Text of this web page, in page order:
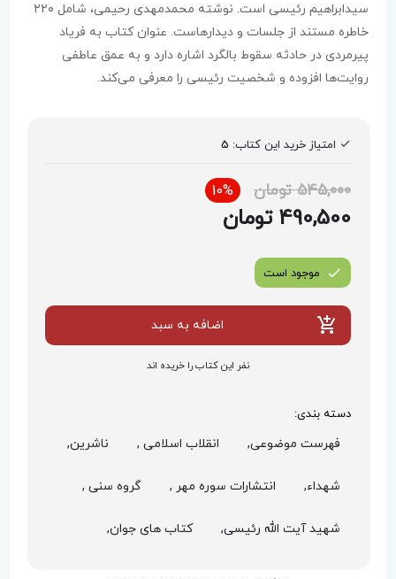
سیدابراهیم رئیسی است. نوشته محمدمهدی رحیمی، شامل ۲۲۰
خاطره مستند از جلسات و دیدارهاست. عنوان کتاب به فریاد
پیرمردی در حادثه سقوط بالگرد اشاره دارد و به عمق عاطفی
روایت‌ها افزوده و شخصیت رئیسی را معرفی می‌کند.
امتیاز خرید این کتاب: 5
545,000 تومان 10%
490,500 تومان
موجود است
اضافه به سبد
نفر این کتاب را خریده اند
دسته بندی:
فهرست موضوعی, انقلاب اسلامی , ناشرین,
شهداء, انتشارات سوره مهر , گروه سنی ,
شهید آیت الله رئیسی, کتاب های جوان,